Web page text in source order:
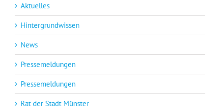
Aktuelles
Hintergrundwissen
News
Pressemeldungen
Pressemeldungen
Rat der Stadt Münster